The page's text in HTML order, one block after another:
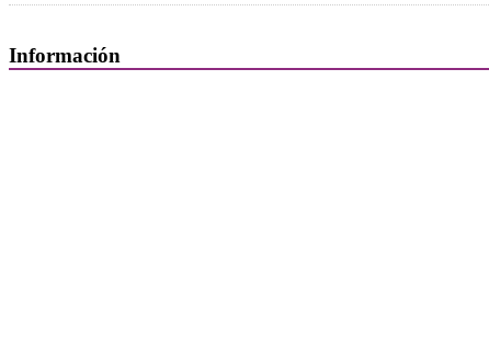
Información